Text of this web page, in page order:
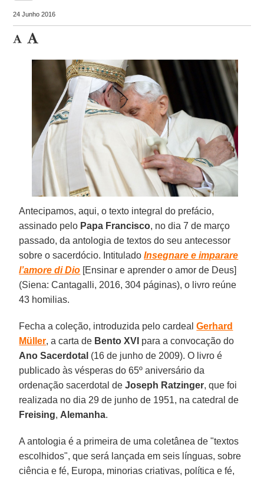
24 Junho 2016
Antecipamos, aqui, o texto integral do prefácio,
assinado pelo Papa Francisco, no dia 7 de março
passado, da antologia de textos do seu antecessor
sobre o sacerdócio. IntituladoInsegnare e imparare
l’amore di Dio [Ensinar e aprender o amor de Deus]
(Siena: Cantagalli, 2016, 304 páginas), o livro reúne
43 homilias.
Fecha a coleção, introduzida pelo cardealGerhard
Müller, a carta de Bento XVI para a convocação do
Ano Sacerdotal (16 de junho de 2009). O livro é
publicado às vésperas do 65º aniversário da
ordenação sacerdotal deJoseph Ratzinger, que foi
realizada no dia 29 de junho de 1951, na catedral de
Freising, Alemanha.
A antologia é a primeira de uma coletânea de "textos
escolhidos", que será lançada em seis línguas, sobre
ciência e fé, Europa, minorias criativas, política e fé,